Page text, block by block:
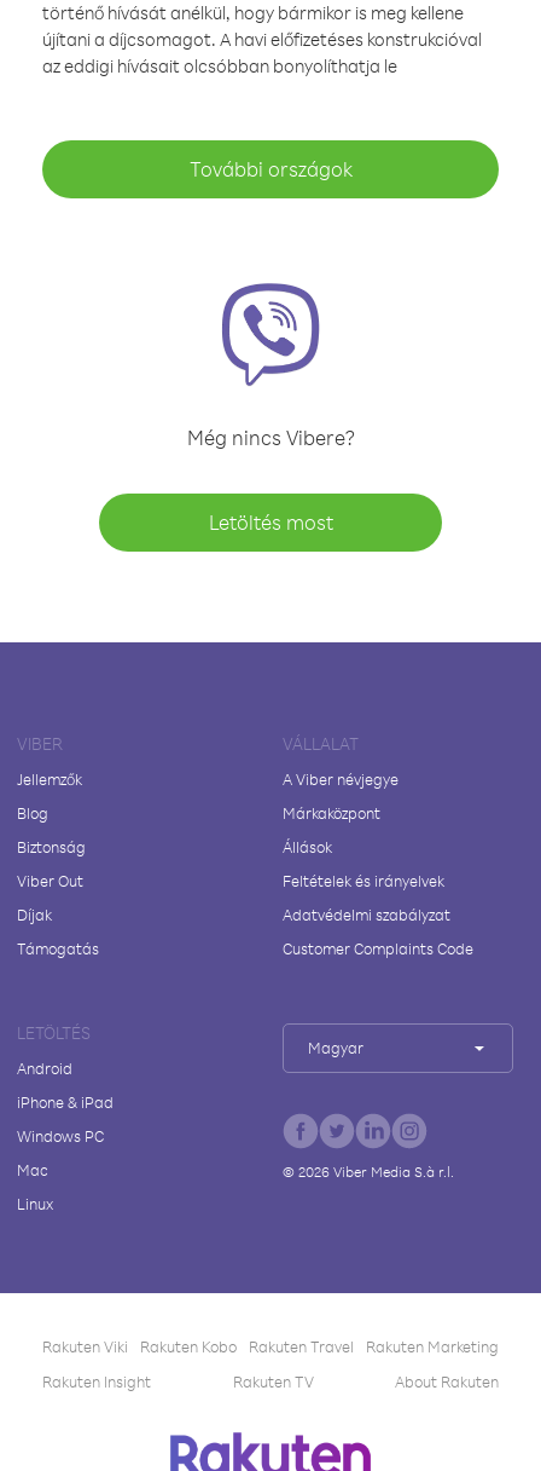
történő hívását anélkül, hogy bármikor is meg kellene
újítani a díjcsomagot. A havi előfizetéses konstrukcióval
az eddigi hívásait olcsóbban bonyolíthatja le
További országok
Még nincs Vibere?
Letöltés most
VIBER
Jellemzők
Blog
Biztonság
Viber Out
Díjak
Támogatás
VÁLLALAT
A Viber névjegye
Márkaközpont
Állások
Feltételek és irányelvek
Adatvédelmi szabályzat
Customer Complaints Code
LETÖLTÉS
Android
iPhone & iPad
Windows PC
Mac
Linux
Magyar
© 2026Viber Media S.à r.l.
Rakuten Viki Rakuten Kobo Rakuten Travel
Rakuten Marketing
Rakuten Insight
Rakuten TV About Rakuten